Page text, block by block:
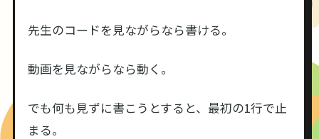
先生のコードを見ながらなら書ける。
動画を見ながらなら動く。
でも何も見ずに書こうとすると、最初の1行で止
まる。